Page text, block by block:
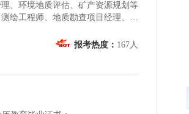
、环境地质评估、矿产资源规划等
绘工程师、地质勘查项目经理、矿
建设、矿产资源综合开发利用与保
报考热度： 167人